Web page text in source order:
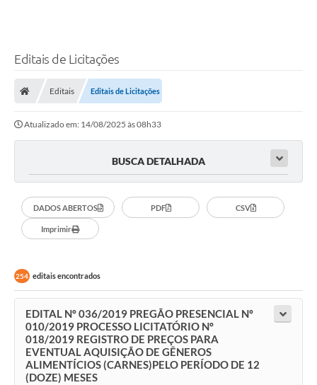
Editais de Licitações
Editais Editais de Licitações
Atualizado em: 14/08/2025 às 08h33
BUSCA DETALHADA
DADOS ABERTOS PDF CSV
Imprimir
254 editais encontrados
EDITAL Nº 036/2019 PREGÃO PRESENCIAL Nº
010/2019 PROCESSO LICITATÓRIO Nº
018/2019 REGISTRO DE PREÇOS PARA
EVENTUAL AQUISIÇÃO DE GÊNEROS
ALIMENTÍCIOS (CARNES)PELO PERÍODO DE 12
(DOZE) MESES